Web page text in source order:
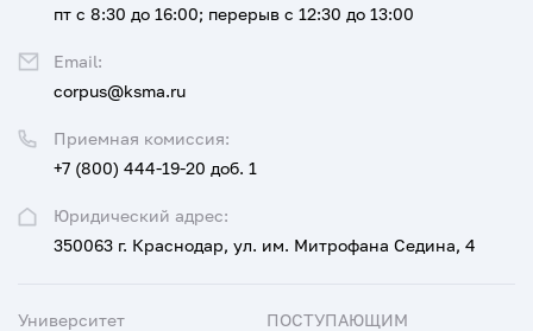
Юридический адрес:
350063 г. Краснодар, ул. им. Митрофана Седина, 4
Приемная комиссия:
+7 (800) 444-19-20 доб. 1
пт с 8:30 до 16:00; перерыв с 12:30 до 13:00
Email:
corpus@ksma.ru
Университет ПОСТУПАЮЩИМ